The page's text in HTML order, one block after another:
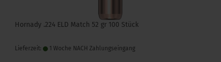
Hornady .224 ELD Match 52 gr 100 Stück
Lieferzeit: 1 Woche NACH Zahlungseingang